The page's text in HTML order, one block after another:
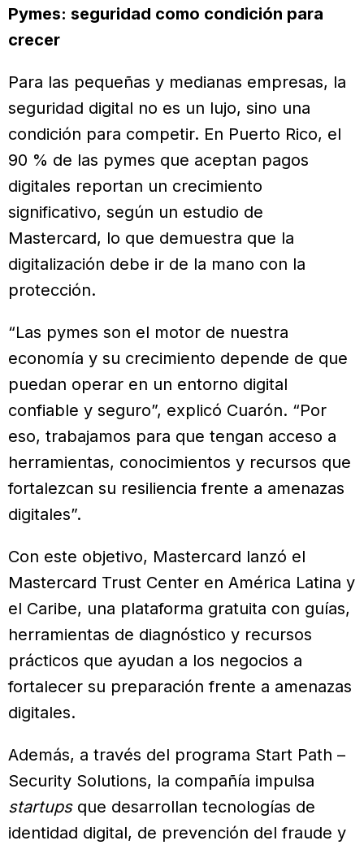
Pymes: seguridad como condición para
crecer
Para las pequeñas y medianas empresas, la
seguridad digital no es un lujo, sino una
condición para competir. En Puerto Rico, el
90 % de las pymes que aceptan pagos
digitales reportan un crecimiento
significativo, según un estudio de
Mastercard, lo que demuestra que la
digitalización debe ir de la mano con la
protección.
“Las pymes son el motor de nuestra
economía y su crecimiento depende de que
puedan operar en un entorno digital
confiable y seguro”, explicó Cuarón. “Por
eso, trabajamos para que tengan acceso a
herramientas, conocimientos y recursos que
fortalezcan su resiliencia frente a amenazas
digitales”.
Con este objetivo, Mastercard lanzó el
Mastercard Trust Center en América Latina y
el Caribe, una plataforma gratuita con guías,
herramientas de diagnóstico y recursos
prácticos que ayudan a los negocios a
fortalecer su preparación frente a amenazas
digitales.
Además, a través del programa Start Path –
Security Solutions, la compañía impulsa
startups que desarrollan tecnologías de
identidad digital, de prevención del fraude y